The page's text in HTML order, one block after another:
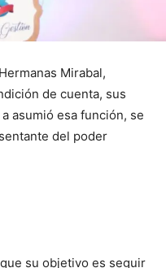
Mirabal,
de cuenta, sus
asumió esa función, se
del poder
su objetivo es seguir